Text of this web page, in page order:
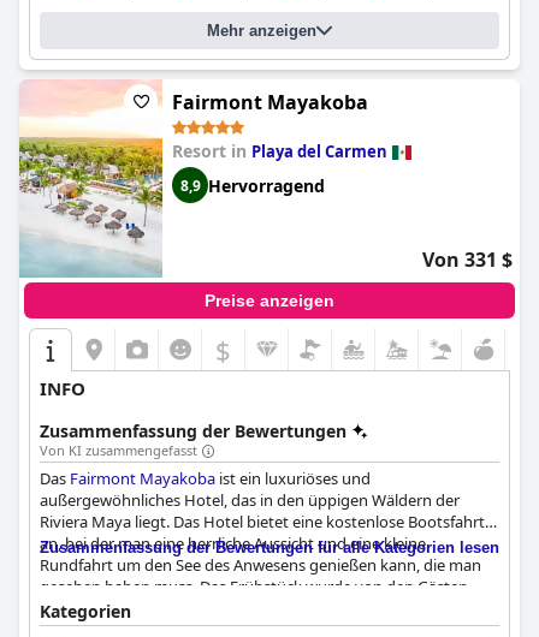
Mehr anzeigen
Fairmont Mayakoba
Resort in Playa del Carmen
8,9 Hervorragend
Von 331 $
Preise anzeigen
$
INFO
Zusammenfassung der Bewertungen
Von KI zusammengefasst
Das Fairmont Mayakoba ist ein luxuriöses und
außergewöhnliches Hotel, das in den üppigen Wäldern der
Riviera Maya liegt. Das Hotel bietet eine kostenlose Bootsfahrt
an, bei der man eine herrliche Aussicht und eine kleine
Rundfahrt um den See des Anwesens genießen kann, die man
gesehen haben muss. Das Frühstück wurde von den Gästen
hoch gelobt, da es ein umfangreiches Buffet mit vielen
gesunden Optionen bietet. Die Restaurants des Hotels wurden
Zusammenfassung der Bewertungen für alle Kategorien lesen
Kategorien